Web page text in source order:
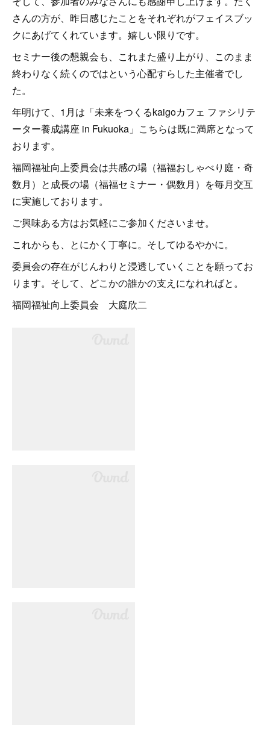
さんの方が、昨日感じたことをそれぞれがフェイスブッ
クにあげてくれています。嬉しい限りです。
セミナー後の懇親会も、これまた盛り上がり、このまま
終わりなく続くのではという心配すらした主催者でし
た。
年明けて、1月は「未来をつくるkaigoカフェ ファシリテ
ーター養成講座 in Fukuoka」こちらは既に満席となって
おります。
福岡福祉向上委員会は共感の場（福福おしゃべり庭・奇
数月）と成長の場（福福セミナー・偶数月）を毎月交互
に実施しております。
ご興味ある方はお気軽にご参加くださいませ。
これからも、とにかく丁寧に。そしてゆるやかに。
委員会の存在がじんわりと浸透していくことを願ってお
ります。そして、どこかの誰かの支えになれればと。
福岡福祉向上委員会 大庭欣二